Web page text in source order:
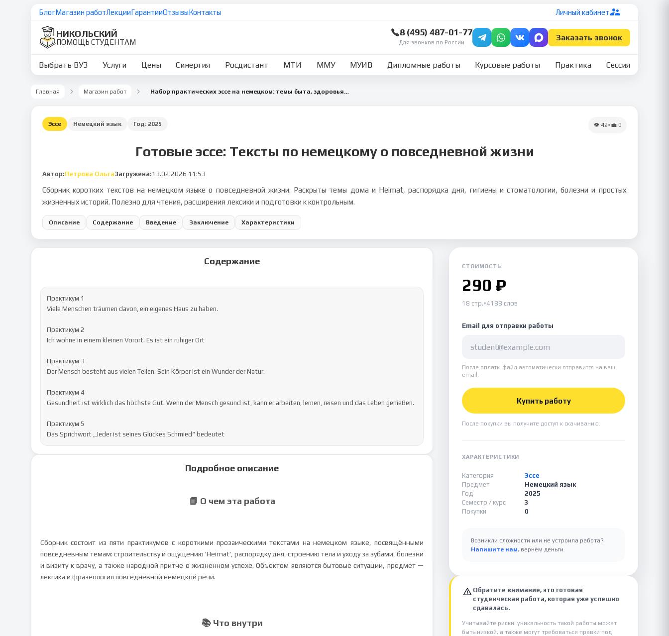
БлогМагазин работЛекцииГарантииОтзывыКонтакты Личный кабинет
НИКОЛЬСКИЙ
ПОМОЩЬ СТУДЕНТАМ
8 (495) 487-01-77
Для звонков по России
Заказать звонок
Выбрать ВУЗ Услуги Цены Синергия Росдистант МТИ ММУ МУИВ Дипломные работы Курсовые работы Практика Сессия
Главная Магазин работ Набор практических эссе на немецком: темы быта, здоровья и судьбы
Эссе Немецкий язык Год: 2025 👁 42•💼 0
Готовые эссе: Тексты по немецкому о повседневной жизни
Автор:Петрова ОльгаЗагружена:13.02.2026 11:53
Сборник коротких текстов на немецком языке о повседневной жизни. Раскрыты темы дома и Heimat, распорядка дня, гигиены и стоматологии, болезни и простых
жизненных историй. Полезно для чтения, расширения лексики и подготовки к контрольным.
Описание Содержание Введение Заключение Характеристики
Содержание
Практикум 1
Viele Menschen träumen davon, ein eigenes Haus zu haben.
Практикум 2
Ich wohne in einem kleinen Vorort. Es ist ein ruhiger Ort
Практикум 3
Der Mensch besteht aus vielen Teilen. Sein Körper ist ein Wunder der Natur.
Практикум 4
Gesundheit ist wirklich das höchste Gut. Wenn der Mensch gesund ist, kann er arbeiten, lernen, reisen und das Leben genießen.
Практикум 5
Das Sprichwort „Jeder ist seines Glückes Schmied“ bedeutet
Подробное описание
📘 О чем эта работа
Сборник состоит из пяти практикумов с короткими прозаическими текстами на немецком языке, посвящёнными
повседневным темам: строительству и ощущению 'Heimat', распорядку дня, строению тела и уходу за зубами, болезни
и визиту к врачу, а также народной притче о жизненном успехе. Объектом являются бытовые ситуации, предмет —
лексика и фразеология повседневной немецкой речи.
📚 Что внутри
СТОИМОСТЬ
290 ₽
18 стр.•4188 слов
Email для отправки работы
После оплаты файл автоматически отправится на ваш
email.
Купить работу
После покупки вы получите доступ к скачиванию.
ХАРАКТЕРИСТИКИ
Категория
Эссе
Предмет
Немецкий язык
Год
2025
Семестр / курс
3
Покупки
0
Возникли сложности или не устроила работа?
Напишите нам, вернём деньги.
Обратите внимание, это готовая
студенческая работа, которая уже успешно
сдавалась.
Учитывайте риски: уникальность такой работы может
быть низкой, а также могут требоваться правки под